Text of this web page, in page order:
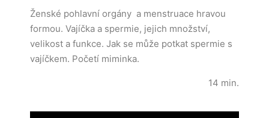
Ženské pohlavní orgány a menstruace hravou
formou. Vajíčka a spermie, jejich množství,
velikost a funkce. Jak se může potkat spermie s
vajíčkem. Početí miminka.
14 min.